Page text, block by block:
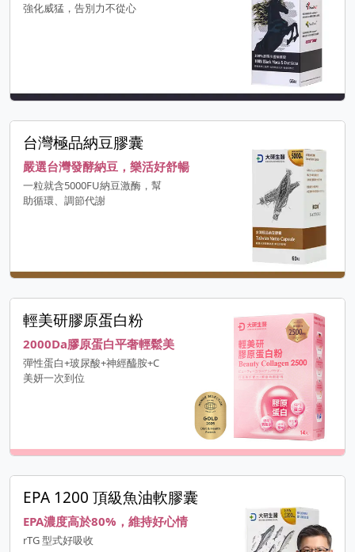
強化威猛，告別力不從心
台灣極品納豆膠囊
嚴選台灣發酵納豆，樂活好舒暢
一粒就含5000FU納豆激酶，幫
助循環、調節代謝
輕美研膠原蛋白粉
2000Da膠原蛋白平奢輕鬆美
彈性蛋白+玻尿酸+神經醯胺+C
美妍一次到位
EPA 1200 頂級魚油軟膠囊
EPA濃度高於80%，維持好心情
rTG 型式好吸收